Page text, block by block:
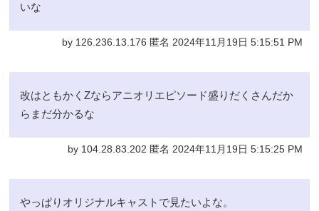
いな
by 126.236.13.176 匿名 2024年11月19日 5:15:51 PM
改はともかくZならアニオリエピソード盛りだくさんだか
らまだ分かるな
by 104.28.83.202 匿名 2024年11月19日 5:15:25 PM
やっぱりオリジナルキャストで見たいよな。